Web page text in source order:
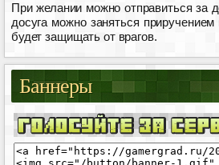
При желании можно отправиться за
досуга можно заняться
будет защищать от врагов.
Баннеры